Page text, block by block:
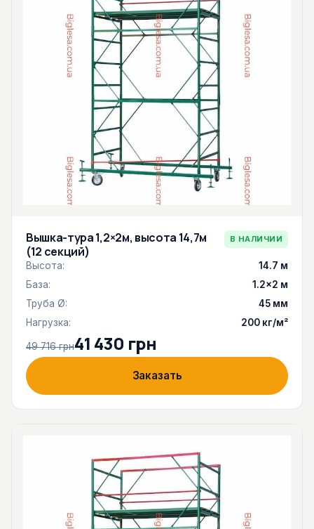
Вышка-тура 1,2×2м, высота 14,7м
(12 секций)
В НАЛИЧИИ
Высота:
14.7 м
База:
1.2×2 м
Труба Ø:
45 мм
Нагрузка:
200 кг/м²
49 716 грн41 430 грн
Заказать